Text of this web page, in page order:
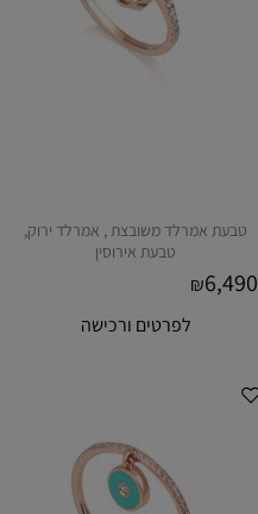
טבעת אמרלד משובצת , אמרלד ירוק,
טבעת אירוסין
₪6,490
לפרטים ורכישה